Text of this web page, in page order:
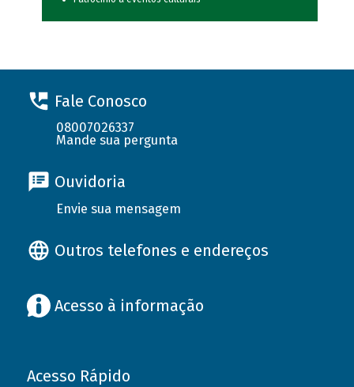
Fale Conosco
08007026337
Mande sua pergunta
Ouvidoria
Envie sua mensagem
Outros telefones e endereços
Acesso à informação
Acesso Rápido